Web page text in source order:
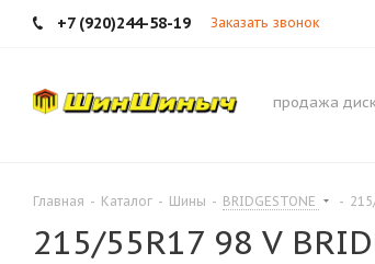
+7 (920)244-58-19 Заказать звонок
продажа
Главная - Каталог - Шины - BRIDGESTONE -
215/55R17 98 V